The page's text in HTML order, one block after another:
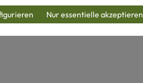
Nur essentielle akzeptieren